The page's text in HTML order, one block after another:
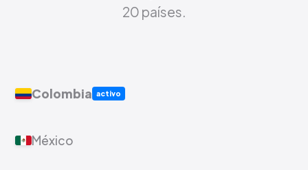
20 países.
Colombia activo
México